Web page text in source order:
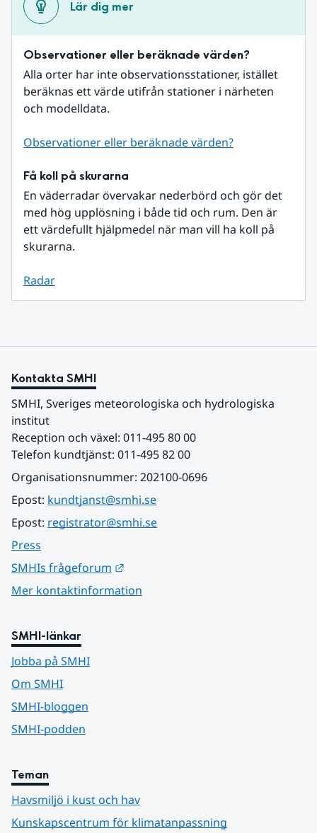
Lär dig mer
Observationer eller beräknade värden?
Alla orter har inte observationsstationer, istället
beräknas ett värde utifrån stationer i närheten
och modelldata.
Observationer eller beräknade värden?
Få koll på skurarna
En väderradar övervakar nederbörd och gör det
med hög upplösning i både tid och rum. Den är
ett värdefullt hjälpmedel när man vill ha koll på
skurarna.
Radar
Kontakta SMHI
SMHI, Sveriges meteorologiska och hydrologiska
institut
Reception och växel: 011-495 80 00
Telefon kundtjänst: 011-495 82 00
Organisationsnummer: 202100-0696
Epost: kundtjanst@smhi.se
Epost: registrator@smhi.se
Press
SMHIs frågeforum
Mer kontaktinformation
SMHI-länkar
Jobba på SMHI
Om SMHI
SMHI-bloggen
SMHI-podden
Teman
Havsmiljö i kust och hav
Kunskapscentrum för klimatanpassning